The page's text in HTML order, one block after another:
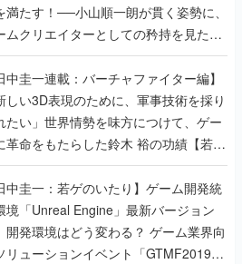
満たす！──小山順一朗が貫く姿勢に、
ムクリエイターとしての矜持を見た
ゲのいたり最終回】
中圭一連載：バーチャファイター編】
しい3D表現のために、軍事技術を採り
たい」世界情勢を味方につけて、ゲー
革命をもたらした鈴木 裕の功績【若ゲ
たり】
中圭一：若ゲのいたり】ゲーム開発統
境「Unreal Engine」最新バージョン
開発環境はどう変わる？ ゲーム業界向
リューションイベント「GTMF2019」